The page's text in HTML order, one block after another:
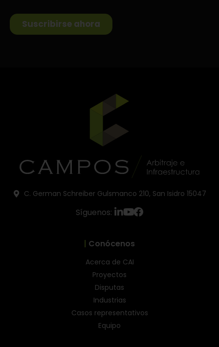
C. German Schreiber Gulsmanco 210, San Isidro 15047
Síguenos:
| Conócenos
Acerca de CAI
Proyectos
Disputas
Industrias
Casos representativos
Equipo